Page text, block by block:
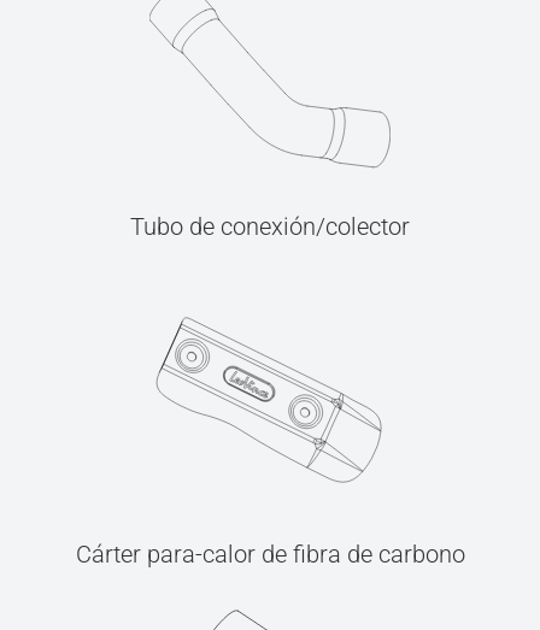
Tubo de conexión/colector
Cárter para-calor de fibra de carbono